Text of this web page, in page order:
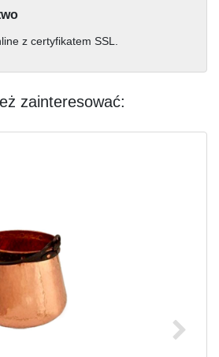
z certyfikatem SSL.
zainteresować: